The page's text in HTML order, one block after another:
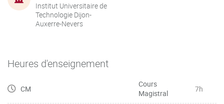
Institut Universitaire de
Technologie Dijon-
Auxerre-Nevers
Heures d'enseignement
CM
Cours
Magistral
7h